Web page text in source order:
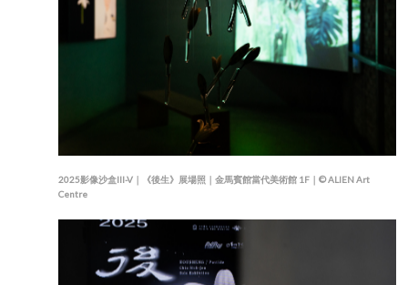
2025影像沙盒III-V｜《後生》展場照｜金馬賓館當代美術館 1F｜© ALIEN Art
Centre